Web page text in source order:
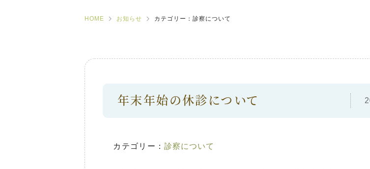
HOME お知らせ カテゴリー：診察について
年末年始の休診について
カテゴリー：診察について